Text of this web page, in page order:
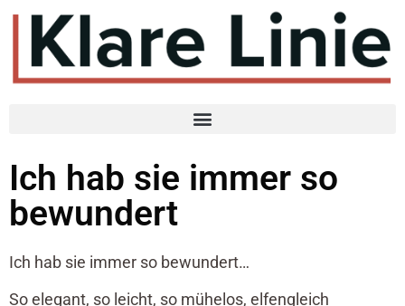
Ich hab sie immer so
bewundert
Ich hab sie immer so bewundert…
So elegant, so leicht, so mühelos, elfengleich